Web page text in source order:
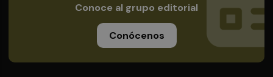
Conoce al grupo editorial
Conócenos